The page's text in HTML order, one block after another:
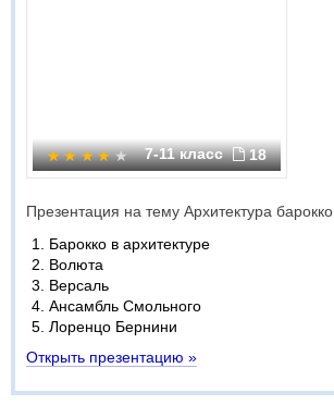
7-11 класс 18
Презентация на тему Архитектура барокко
Барокко в архитектуре
Волюта
Версаль
Ансамбль Смольного
Лоренцо Бернини
Открыть презентацию »